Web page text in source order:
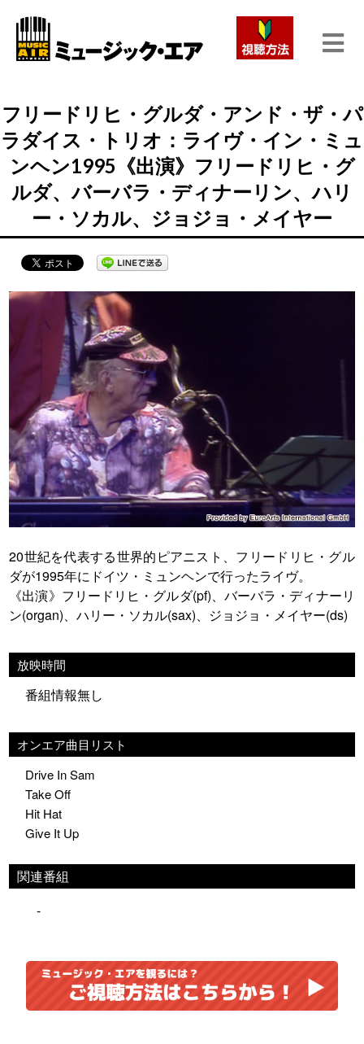
フリードリヒ・グルダ・アンド・ザ・パ
ラダイス・トリオ：ライヴ・イン・ミュ
ンヘン1995《出演》フリードリヒ・グ
ルダ、バーバラ・ディナーリン、ハリ
ー・ソカル、ジョジョ・メイヤー
20世紀を代表する世界的ピアニスト、フリードリヒ・グル
ダが1995年にドイツ・ミュンヘンで行ったライヴ。
《出演》フリードリヒ・グルダ(pf)、バーバラ・ディナーリ
ン(organ)、ハリー・ソカル(sax)、ジョジョ・メイヤー(ds)
放映時間
番組情報無し
オンエア曲目リスト
Drive In Sam
Take Off
Hit Hat
Give It Up
関連番組
-